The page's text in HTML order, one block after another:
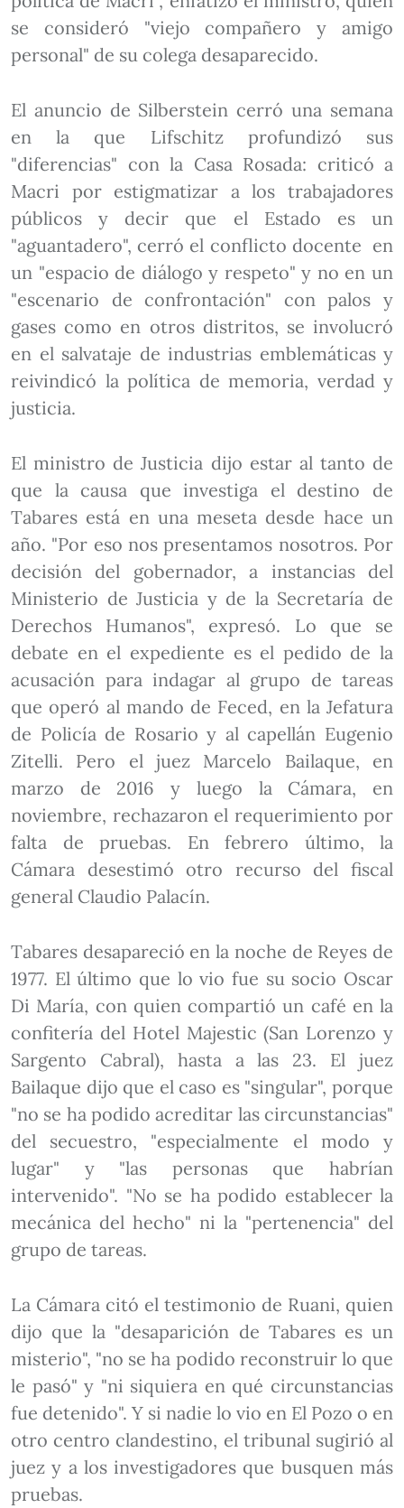
se consideró "viejo compañero y amigo
personal" de su colega desaparecido.
El anuncio de Silberstein cerró una semana
en la que Lifschitz profundizó sus
"diferencias" con la Casa Rosada: criticó a
Macri por estigmatizar a los trabajadores
públicos y decir que el Estado es un
"aguantadero", cerró el conflicto docente en
un "espacio de diálogo y respeto" y no en un
"escenario de confrontación" con palos y
gases como en otros distritos, se involucró
en el salvataje de industrias emblemáticas y
reivindicó la política de memoria, verdad y
justicia.
El ministro de Justicia dijo estar al tanto de
que la causa que investiga el destino de
Tabares está en una meseta desde hace un
año. "Por eso nos presentamos nosotros. Por
decisión del gobernador, a instancias del
Ministerio de Justicia y de la Secretaría de
Derechos Humanos", expresó. Lo que se
debate en el expediente es el pedido de la
acusación para indagar al grupo de tareas
que operó al mando de Feced, en la Jefatura
de Policía de Rosario y al capellán Eugenio
Zitelli. Pero el juez Marcelo Bailaque, en
marzo de 2016 y luego la Cámara, en
noviembre, rechazaron el requerimiento por
falta de pruebas. En febrero último, la
Cámara desestimó otro recurso del fiscal
general Claudio Palacín.
Tabares desapareció en la noche de Reyes de
1977. El último que lo vio fue su socio Oscar
Di María, con quien compartió un café en la
confitería del Hotel Majestic (San Lorenzo y
Sargento Cabral), hasta a las 23. El juez
Bailaque dijo que el caso es "singular", porque
"no se ha podido acreditar las circunstancias"
del secuestro, "especialmente el modo y
lugar" y "las personas que habrían
intervenido". "No se ha podido establecer la
mecánica del hecho" ni la "pertenencia" del
grupo de tareas.
La Cámara citó el testimonio de Ruani, quien
dijo que la "desaparición de Tabares es un
misterio", "no se ha podido reconstruir lo que
le pasó" y "ni siquiera en qué circunstancias
fue detenido". Y si nadie lo vio en El Pozo o en
otro centro clandestino, el tribunal sugirió al
juez y a los investigadores que busquen más
pruebas.